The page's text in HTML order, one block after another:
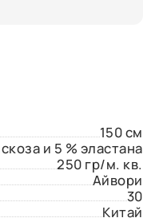
150 см
и 5 % эластана
250 гр/м. кв.
Айвори
30
Китай